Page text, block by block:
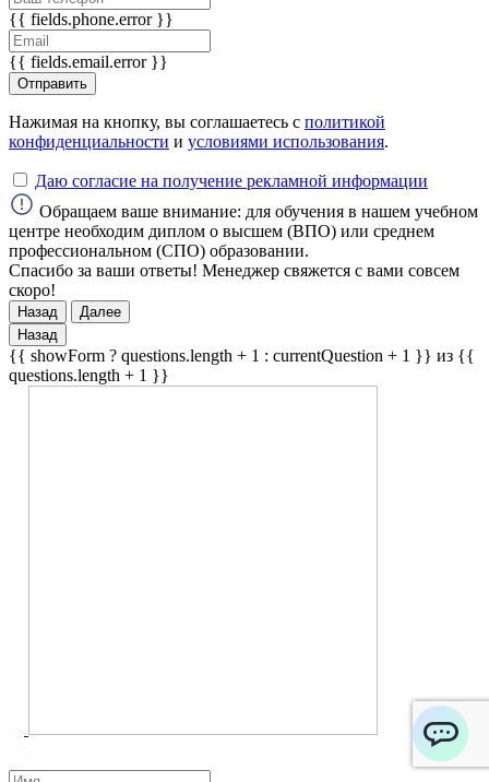
{{ fields.phone.error }}
{{ fields.email.error }}
Отправить
Нажимая на кнопку, вы соглашаетесь с политикой
конфиденциальности и условиями использования.
Даю согласие на получение рекламной информации
Обращаем ваше внимание: для обучения в нашем учебном
центре необходим диплом о высшем (ВПО) или среднем
профессиональном (СПО) образовании.
Спасибо за ваши ответы! Менеджер свяжется с вами совсем
скоро!
Назад
Далее
Назад
{{ showForm ? questions.length + 1 : currentQuestion + 1 }} из {{
questions.length + 1 }}
WhatsApp